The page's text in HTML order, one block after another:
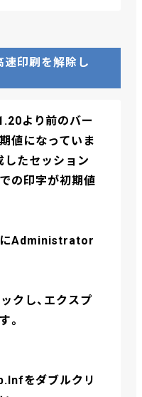
印刷を解除し
より前のバー
値になっていま
したセッション
の印字が初期値
Administrator
クし、エクスプ
。
をダブルクリ